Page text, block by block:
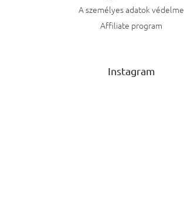
A személyes adatok védelme
Affiliate program
Instagram